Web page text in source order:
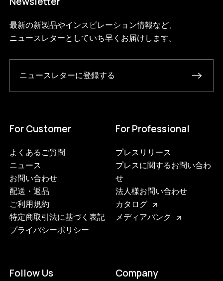
最新の新製品やインスピレーション情報など、
ニュースレターとしていち早くお届けします。
ニュースレターに登録する
For Customer
よくあるご質問
ニュース
お問い合わせ
配送・返品
ご利用規約
特定商取引法に基づく表記
プライバシーポリシー
For Professional
プレスリリース
プレスに関するお問い合わ
せ
法人様お問い合わせ
カタログ
メディアバンク
Follow Us Company